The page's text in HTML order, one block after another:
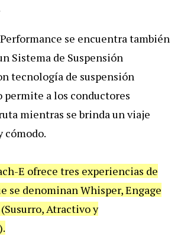
se encuentra también
Sistema de Suspensión
tecnología de suspensión
permite a los conductores
mientras se brinda un viaje
cómodo.
E ofrece tres experiencias de
se denominan Whisper, Engage
Atractivo y